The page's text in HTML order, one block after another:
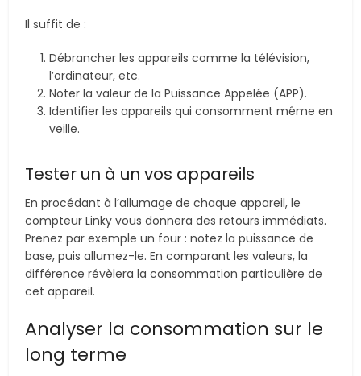
Il suffit de :
Débrancher les appareils comme la télévision,
l’ordinateur, etc.
Noter la valeur de la Puissance Appelée (APP).
Identifier les appareils qui consomment même en
veille.
Tester un à un vos appareils
En procédant à l’allumage de chaque appareil, le
compteur Linky vous donnera des retours immédiats.
Prenez par exemple un four : notez la puissance de
base, puis allumez-le. En comparant les valeurs, la
différence révèlera la consommation particulière de
cet appareil.
Analyser la consommation sur le
long terme